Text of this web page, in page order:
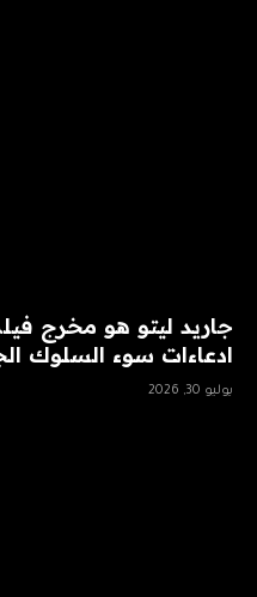
جاريد ليتو هو مخرج
ادعاءات سوء السلوك
يوليو 30, 2026